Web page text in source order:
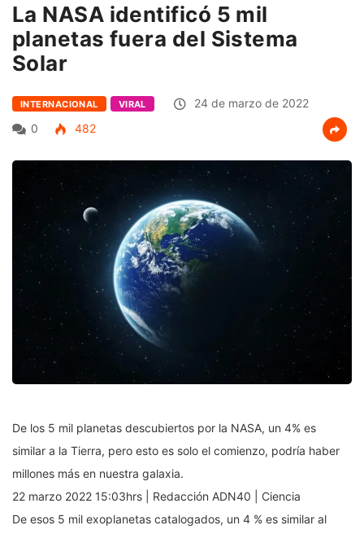
La NASA identificó 5 mil
planetas fuera del Sistema
Solar
INTERNACIONAL VIRAL
24 de marzo de 2022
0
482
De los 5 mil planetas descubiertos por la NASA, un 4% es
similar a la Tierra, pero esto es solo el comienzo, podría haber
millones más en nuestra galaxia.
22 marzo 2022 15:03hrs | Redacción ADN40 | Ciencia
De esos 5 mil exoplanetas catalogados, un 4 % es similar al